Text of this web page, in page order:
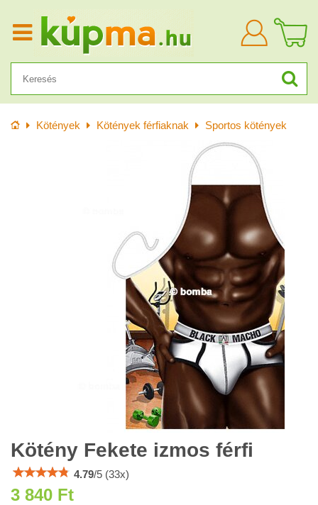
KezdőlapKötények Kötények férfiaknak Sportos kötények
Kötény Fekete izmos férfi
4.79/5 (33x)
3 840 Ft